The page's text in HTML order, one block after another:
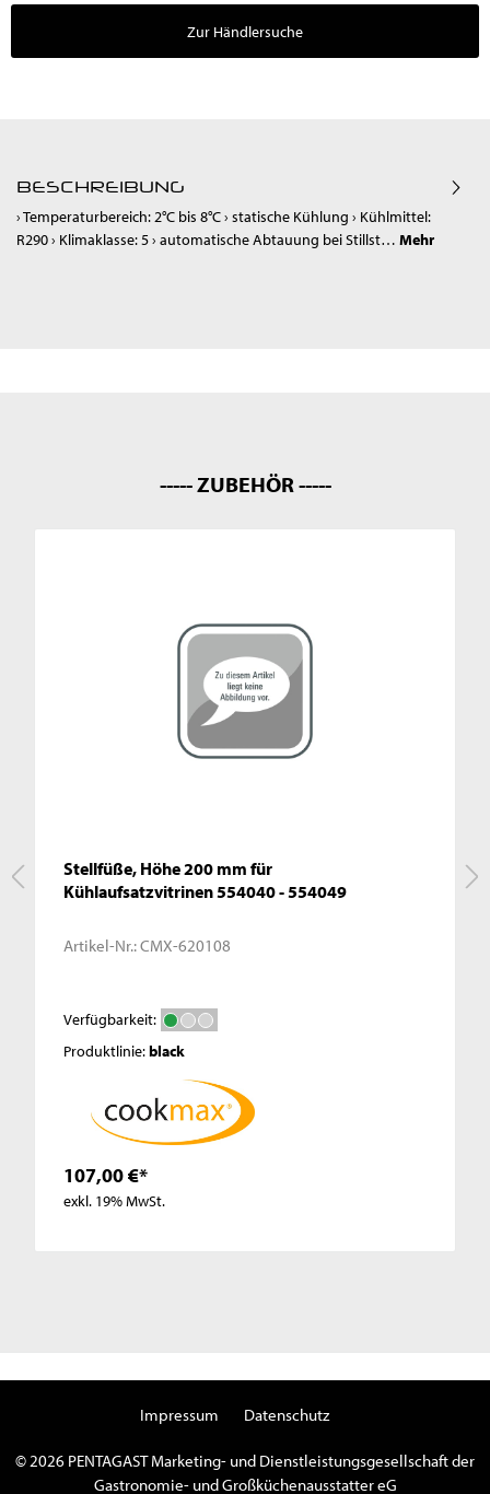
Zur Händlersuche
BESCHREIBUNG
› Temperaturbereich: 2°C bis 8°C › statische Kühlung › Kühlmittel:
R290 › Klimaklasse: 5 › automatische Abtauung bei Stillst… Mehr
----- ZUBEHÖR -----
Stellfüße, Höhe 200 mm für
Kühlaufsatzvitrinen 554040 - 554049
Artikel-Nr.:CMX-620108
Verfügbarkeit:
Produktlinie:black
107,00 €*
exkl. 19% MwSt.
© 2026 PENTAGAST Marketing- und Dienstleistungsgesellschaft der
Gastronomie- und Großküchenausstatter eG
Impressum Datenschutz